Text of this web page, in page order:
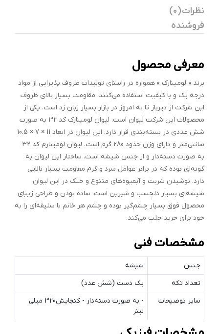
نظرات (0)
فروشنده
معرفی محصول
برند « لومینارک » همواره در راستای تولیدات ظروف پذیرایی از مواد
درجه یک و با کیفیت استفاده می‌کنند. مقاومت بسیار بالای ظروف
این شرکت از دیرباز تا به امروز در بازار بسیار زبان زد است. یکی از
محصولات این شرکت لیوان است. لیوان لومینارک کد 32 به صورت
شش عددی در بسته‌بندی قرار دارد. این لیوان در ابعاد 11 × 7 × 10.5
سانتی‌متر و دارای وزن حدود 280 گرم است. لیوان لومینارم کد 32
به صورت دسته‌دار و از جنس شیشه است. ساختار این لیوان به
گونه‌ای بوده که در برابر عوامل سرد و گرم مقاومت بسیار بالایی
دارد. نوشیدن شربت و آبمیوه‌های متنوع و خنک در این لیوان
شیشه‌ای بسیار دلچسب و شیرین است. ساده بودن و طراحی زیبای
محصول فوق بسیار چشم‌گیر بوده و چشم هر خانم با سلیقه‌ای را به
خود برای خرید جلب می‌کند.
مشخصات فنی
جنس
شیشه
تعداد تکه
یک دست (شش عدد)
سایر توضیحات
- به صورت دسته‌دار - کنجایش320 میلی
لیتر